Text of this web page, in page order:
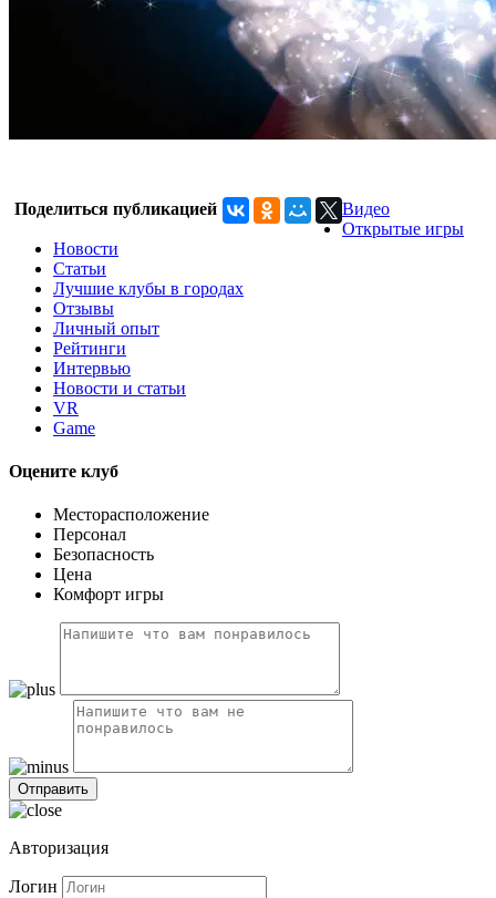
Поделиться публикацией
Видео
Открытые игры
Новости
Статьи
Лучшие клубы в городах
Отзывы
Личный опыт
Рейтинги
Интервью
Новости и статьи
VR
Game
Оцените клуб
Месторасположение
Персонал
Безопасность
Цена
Комфорт игры
Авторизация
Логин